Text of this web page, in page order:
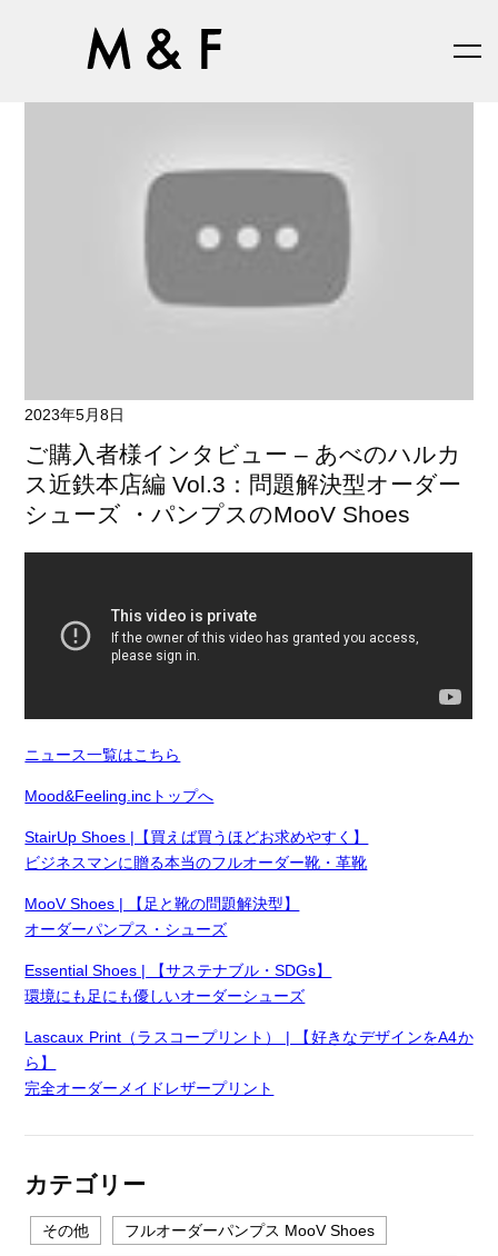
2023年5月8日
ご購入者様インタビュー – あべのハルカ
ス近鉄本店編 Vol.3：問題解決型オーダー
シューズ ・パンプスのMooV Shoes
ニュース一覧はこちら
Mood&Feeling.incトップへ
StairUp Shoes |【買えば買うほどお求めやすく】
ビジネスマンに贈る本当のフルオーダー靴・革靴
MooV Shoes | 【足と靴の問題解決型】
オーダーパンプス・シューズ
Essential Shoes | 【サステナブル・SDGs】
環境にも足にも優しいオーダーシューズ
Lascaux Print（ラスコープリント） | 【好きなデザインをA4か
ら】
完全オーダーメイドレザープリント
カテゴリー
その他 フルオーダーパンプス MooV Shoes